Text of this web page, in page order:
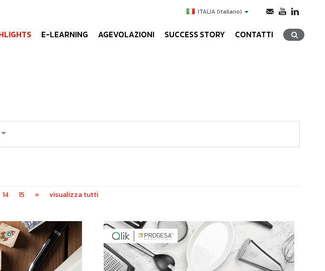
ITALIA(italiano)
E-LEARNING AGEVOLAZIONI SUCCESS STORY CONTATTI
14 15 » visualizza tutti